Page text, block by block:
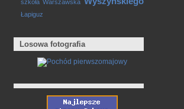
szkoła Warszawska
Łapiguz
Losowa fotografia